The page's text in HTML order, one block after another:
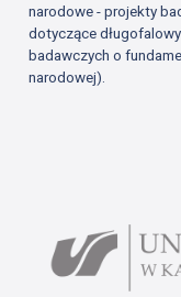
narodowe - projekty
dotyczące
badawczych o
narodowej).